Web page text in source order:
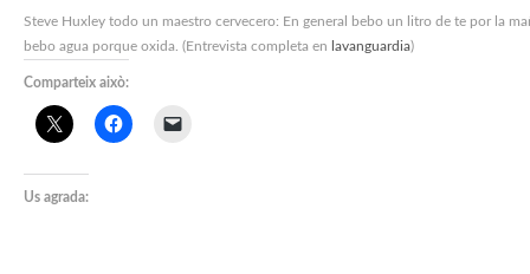
Steve Huxley todo un maestro cervecero: En general bebo un litro de te por la
bebo agua porque oxida. (Entrevista completa en lavanguardia)
Comparteix això:
Us agrada: